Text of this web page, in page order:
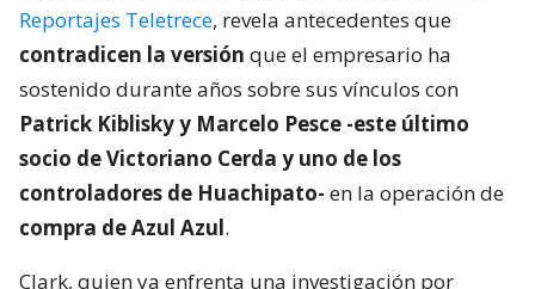
Reportajes Teletrece, revela antecedentes que
contradicen la versión que el empresario ha
sostenido durante años sobre sus vínculos con
Patrick Kiblisky y Marcelo Pesce -este último
socio de Victoriano Cerda y uno de los
controladores de Huachipato- en la operación de
compra de Azul Azul.
Clark, quien ya enfrenta una investigación por